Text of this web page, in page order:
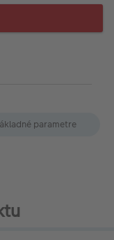
parametre